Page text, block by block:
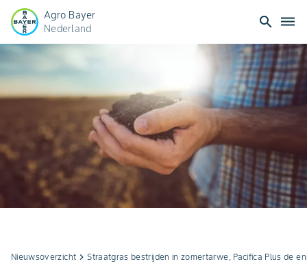
Agro Bayer
Nederland
search dehaze
Nieuwsoverzicht keyboard_arrow_rightStraatgras bestrijden in zomertarwe, Pacifica Plus de